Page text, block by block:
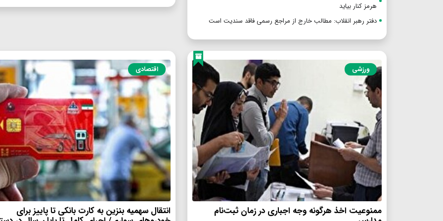
هرمز کنار بیاید
دفتر رهبر انقلاب: مطالب خارج از مراجع رسمی فاقد سندیت است
ورزشی
ممنوعیت اخذ هرگونه وجه اجباری در زمان ثبت‌نام
اقتصادی
انتقال سهمیه بنزین به کارت بانکی تا پاییز برای